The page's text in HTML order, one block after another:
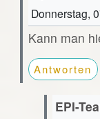
Donnerstag,
Kann man
Antworten
EPI-